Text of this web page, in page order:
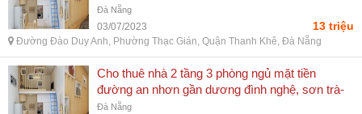
đường đào duy anh, phường thạc gián, quận
thanh khê, đà nẵng
Đà Nẵng
03/07/2023 13 triệu
Đường Đào Duy Anh, Phường Thạc Gián, Quận Thanh Khê, Đà Nẵng
Cho thuê nhà 2 tầng 3 phòng ngủ mặt tiền
đường an nhơn gần dương đình nghệ, sơn trà-
giá rẻ 9tr/th - đường an nhơn, phường an hải
Đà Nẵng